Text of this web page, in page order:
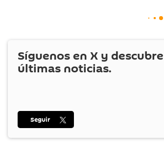
Síguenos en X y
últimas noticias.
Seguir